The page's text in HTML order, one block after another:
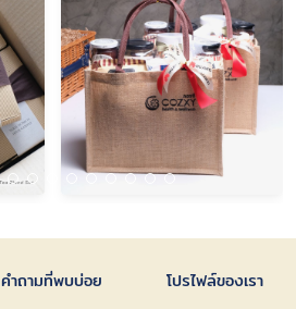
คำถามที่พบบ่อย โปรไฟล์ของเรา